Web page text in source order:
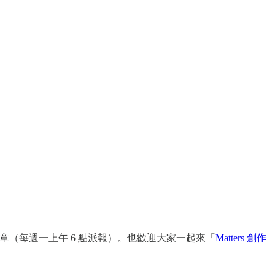
每週一上午 6 點派報）。也歡迎大家一起來「 Matters 創作